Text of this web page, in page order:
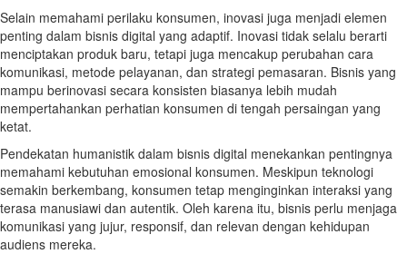
Selain memahami perilaku konsumen, inovasi juga menjadi elemen
penting dalam bisnis digital yang adaptif. Inovasi tidak selalu berarti
menciptakan produk baru, tetapi juga mencakup perubahan cara
komunikasi, metode pelayanan, dan strategi pemasaran. Bisnis yang
mampu berinovasi secara konsisten biasanya lebih mudah
mempertahankan perhatian konsumen di tengah persaingan yang
ketat.
Pendekatan humanistik dalam bisnis digital menekankan pentingnya
memahami kebutuhan emosional konsumen. Meskipun teknologi
semakin berkembang, konsumen tetap menginginkan interaksi yang
terasa manusiawi dan autentik. Oleh karena itu, bisnis perlu menjaga
komunikasi yang jujur, responsif, dan relevan dengan kehidupan
audiens mereka.